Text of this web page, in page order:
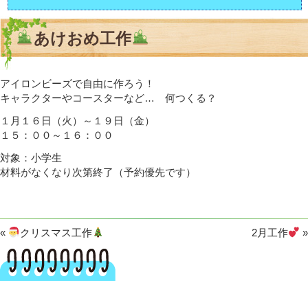
あけおめ工作
アイロンビーズで自由に作ろう！
キャラクターやコースターなど… 何つくる？
１月１６日（火）～１９日（金）
１５：００～１６：００
対象：小学生
材料がなくなり次第終了（予約優先です）
« クリスマス工作 2月工作 »